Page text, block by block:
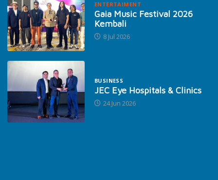
ENTERTAIMENT
Gaia Music Festival 2026
Kembali
8 Jul 2026
BUSINESS
JEC Eye Hospitals & Clinics
24 Jun 2026